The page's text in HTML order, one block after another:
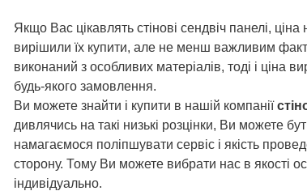
Якщо Вас цікавлять стінові сендвіч панелі,
вирішили їх купити, але не менш важливим
виконаний з особливих матеріалів, тоді і
будь-якого замовлення.
Ви можете знайти і купити в нашій компанії
дивлячись на такі низькі розцінки, Ви можете
намагаємося поліпшувати сервіс і якість
сторону. Тому Ви можете вибрати нас в якості
індивідуально.